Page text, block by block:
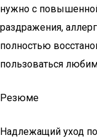
нужно с
раздражения,
полностью
пользоваться
Резюме
Надлежащий уход